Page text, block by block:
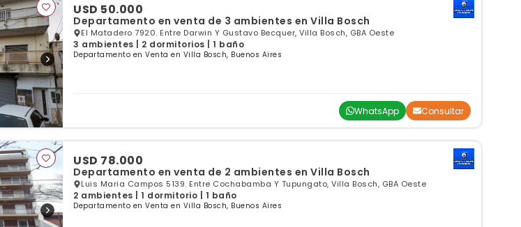
USD 50.000
Departamento en venta de 3 ambientes en Villa Bosch
El Matadero 7920. Entre Darwin Y Gustavo Becquer, Villa Bosch, GBA Oeste
3 ambientes | 2 dormitorios | 1 baño
Departamento en Venta en Villa Bosch, Buenos Aires
WhatsApp Consultar
USD 78.000
Departamento en venta de 2 ambientes en Villa Bosch
Luis Maria Campos 5139. Entre Cochabamba Y Tupungato, Villa Bosch, GBA Oeste
2 ambientes | 1 dormitorio | 1 baño
Departamento en Venta en Villa Bosch, Buenos Aires